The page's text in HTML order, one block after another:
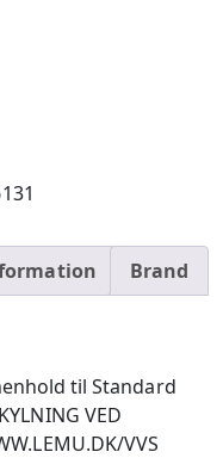
Brand
til Standard
VED
VVS